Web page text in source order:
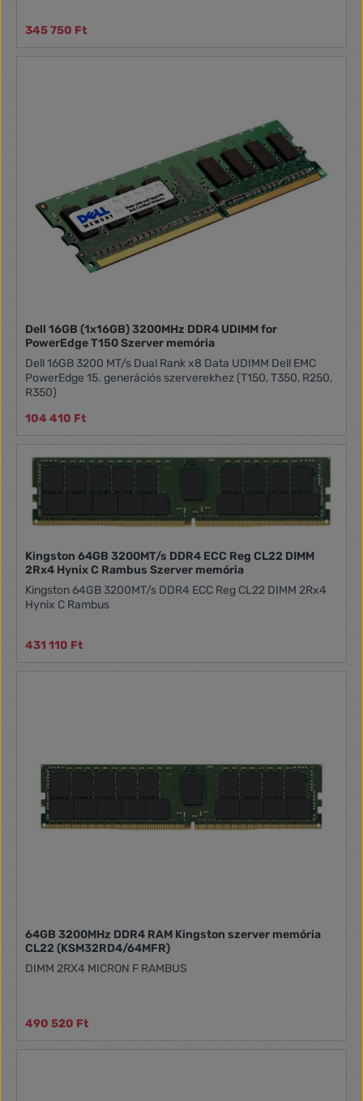
345 750 Ft
Dell 16GB (1x16GB) 3200MHz DDR4 UDIMM for
PowerEdge T150 Szerver memória
Dell 16GB 3200 MT/s Dual Rank x8 Data UDIMM Dell EMC
PowerEdge 15. generációs szerverekhez (T150, T350, R250,
R350)
104 410 Ft
Kingston 64GB 3200MT/s DDR4 ECC Reg CL22 DIMM
2Rx4 Hynix C Rambus Szerver memória
Kingston 64GB 3200MT/s DDR4 ECC Reg CL22 DIMM 2Rx4
Hynix C Rambus
431 110 Ft
64GB 3200MHz DDR4 RAM Kingston szerver memória
CL22 (KSM32RD4/64MFR)
DIMM 2RX4 MICRON F RAMBUS
490 520 Ft